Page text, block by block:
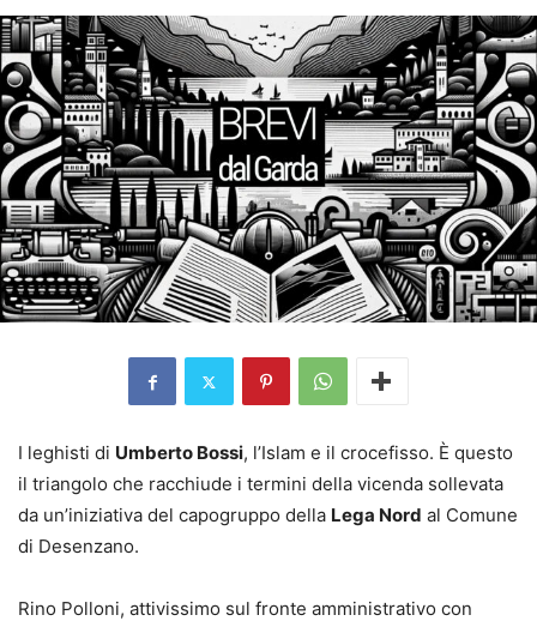
I leghisti di Umberto Bossi, l’Islam e il crocefisso. È questo
il triangolo che racchiude i termini della vicenda sollevata
da un’iniziativa del capogruppo della Lega Nord al Comune
di Desenzano.
Rino Polloni, attivissimo sul fronte amministrativo con